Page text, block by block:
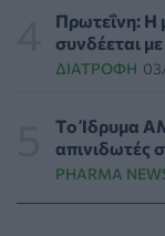
Ο ΕΦΕΤ
ΕΠΙΚΑΙΡΌΤΗΤΑ
ανακαινισμένα
ΠΟΛΙΤΙΚΉ ΥΓΕΊΑΣ
Γιατί
Πρωτεΐνη: Η
συνδέεται
ΔΙΑΤΡΟΦΉ
Tο Ίδρυμα
απινιδωτές
PHARMA